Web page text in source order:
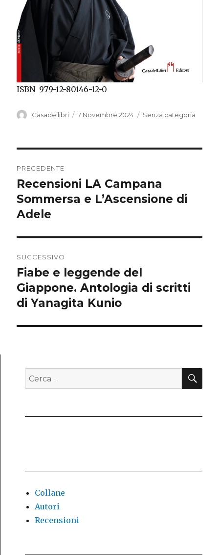
ISBN 979-12-80146-12-0
Autore
Casadeilibri
Pubblicato
7 Novembre 2024 Categorie
Senza categoria
articoli
PRECEDENTE
Articolo
precedente:
Recensioni LA Campana
Sommersa e L’Ascensione di
Adele
SUCCESSIVO
Articolo
successivo:
Fiabe e leggende del
Giappone. Antologia di scritti
di Yanagita Kunio
Cerca:
Collane
Autori
Recensioni